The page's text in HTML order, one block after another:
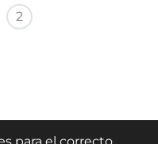
anterior
2